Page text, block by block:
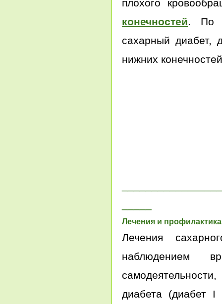
плохого
конечностей. По
сахарный диабет,
нижних
Лечения и
Лечения
наблюдением
диабета (диабет